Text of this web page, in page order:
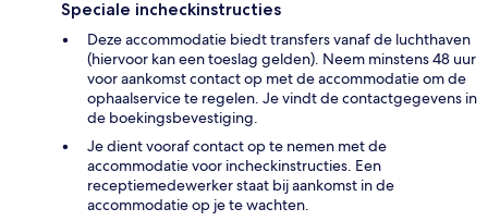
Speciale incheckinstructies
Deze accommodatie biedt transfers vanaf de luchthaven
(hiervoor kan een toeslag gelden). Neem minstens 48 uur
voor aankomst contact op met de accommodatie om de
ophaalservice te regelen. Je vindt de contactgegevens in
de boekingsbevestiging.
Je dient vooraf contact op te nemen met de
accommodatie voor incheckinstructies. Een
receptiemedewerker staat bij aankomst in de
accommodatie op je te wachten.